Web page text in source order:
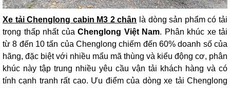
Xe tải Chenglong cabin M3 2 chân là dòng sản phẩm có tải
trọng thấp nhất của Chenglong Việt Nam. Phân khúc xe tải
từ 8 đến 10 tấn của Chenglong chiếm đến 60% doanh số của
hãng, đặc biệt với nhiều mẩu mã thùng và kiểu động cơ, phân
khúc này tập trung nhiều yêu cầu vận tải khách hàng và có
tính cạnh tranh rất cao. Ưu điểm của dòng xe tải Chenglong